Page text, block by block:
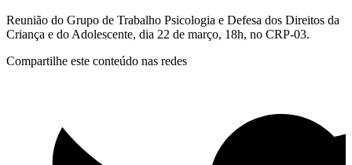
Reunião do Grupo de Trabalho Psicologia e Defesa dos Direitos da
Criança e do Adolescente, dia 22 de março, 18h, no CRP-03.
Compartilhe este conteúdo nas redes